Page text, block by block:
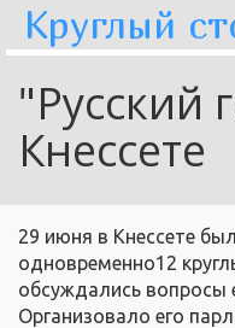
Круглый
"Русский
Кнессете
29 июня в Кнессете
одновременно12
обсуждались вопросы
Организовало его